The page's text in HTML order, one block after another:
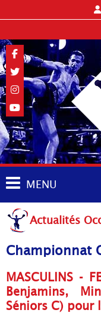
MENU
Actualités
Championnat
MASCULINS -
Benjamins,
Séniors C) pour